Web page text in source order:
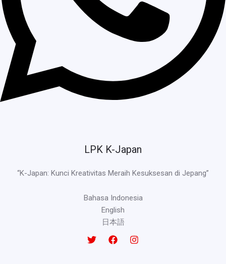
LPK K-Japan
“K-Japan: Kunci Kreativitas Meraih Kesuksesan di Jepang”
Bahasa Indonesia
English
日本語